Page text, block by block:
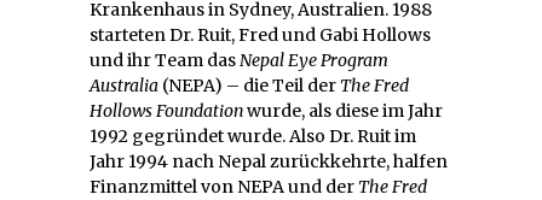
Krankenhaus in Sydney, Australien. 1988
starteten Dr. Ruit, Fred und Gabi Hollows
und ihr Team dasNepal Eye Program
Australia (NEPA) – die Teil der The Fred
Hollows Foundationwurde, als diese im Jahr
1992 gegründet wurde. Also Dr. Ruit im
Jahr 1994 nach Nepal zurückkehrte, halfen
Finanzmittel von NEPA und der The Fred